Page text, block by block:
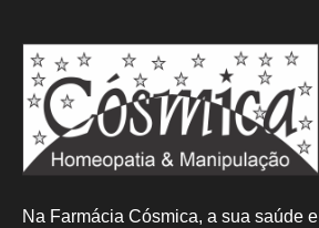
Na Farmácia Cósmica, a sua saúde e